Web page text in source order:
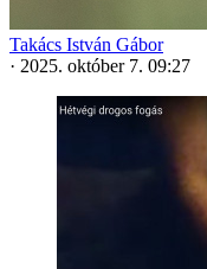
Takács István Gábor
· 2025. október 7. 09:27